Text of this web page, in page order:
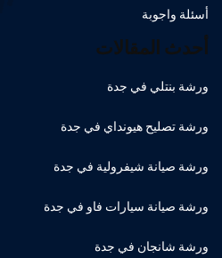
أسئلة واجوبة
أحدث المقالات
ورشة بنتلي في جدة
ورشة تصليح هيونداي في جدة
ورشة صيانة شيفرولية في جدة
ورشة صيانة سيارات فاو في جدة
ورشة شانجان في جدة